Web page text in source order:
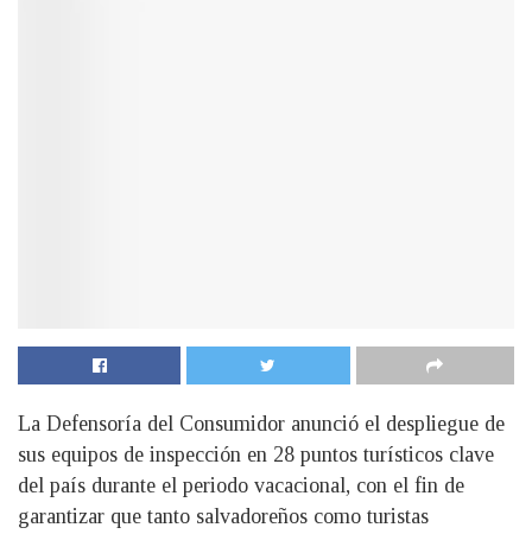
La Defensoría del Consumidor anunció el despliegue de
sus equipos de inspección en 28 puntos turísticos clave
del país durante el periodo vacacional, con el fin de
garantizar que tanto salvadoreños como turistas